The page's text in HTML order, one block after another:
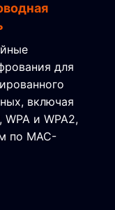
для
включая
и WPA2,
по MAC-